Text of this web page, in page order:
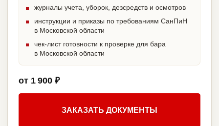
журналы учета, уборок, дезсредств и осмотров
инструкции и приказы по требованиям СанПиН
в Московской области
чек-лист готовности к проверке для бара
в Московской области
от 1 900 ₽
ЗАКАЗАТЬ ДОКУМЕНТЫ